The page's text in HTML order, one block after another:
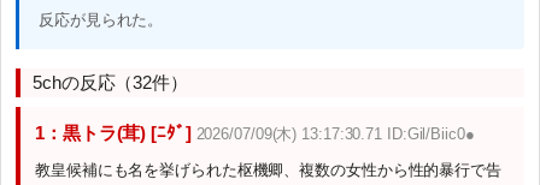
反応が見られた。
5chの反応（32件）
1：黒トラ(茸) [ﾆﾀﾞ] 2026/07/09(木) 13:17:30.71 ID:Gil/Biic0●
教皇候補にも名を挙げられた枢機卿、複数の女性から性的暴行で告